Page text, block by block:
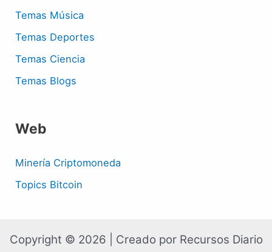
Temas Música
Temas Deportes
Temas Ciencia
Temas Blogs
Web
Minería Criptomoneda
Topics Bitcoin
Copyright © 2026 | Creado por Recursos Diario